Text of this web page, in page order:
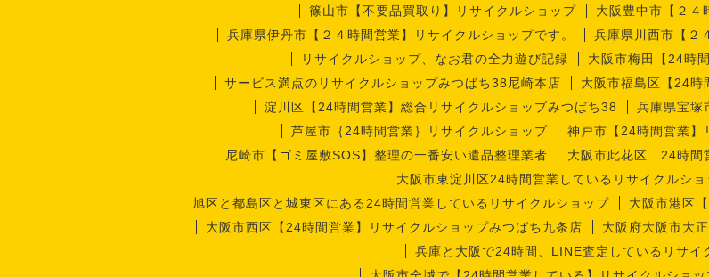
篠山市【不要品買取り】リサイクルショップ
大阪豊中市【２４
兵庫県伊丹市【２４時間営業】リサイクルショップです。
兵庫県川西市【２
リサイクルショップ、なお君の全力遊び記録
大阪市梅田【24時
サービス満点のリサイクルショップみつばち38尼崎本店
大阪市福島区【24時
淀川区【24時間営業】総合リサイクルショップみつばち38
兵庫県宝塚
芦屋市｛24時間営業｝リサイクルショップ
神戸市【24時間営業】
尼崎市【ゴミ屋敷SOS】整理の一番安い遺品整理業者
大阪市此花区 24時間
大阪市東淀川区24時間営業しているリサイクルシ
旭区と都島区と城東区にある24時間営業しているリサイクルショップ
大阪市港区
大阪市西区【24時間営業】リサイクルショップみつばち九条店
大阪府大阪市大
兵庫と大阪で24時間、LINE査定しているリサイ